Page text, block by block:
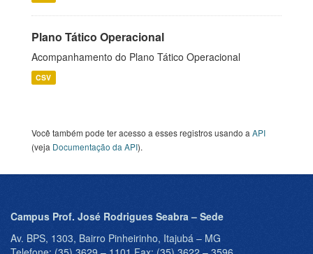
Plano Tático Operacional
Acompanhamento do Plano Tático Operacional
CSV
Você também pode ter acesso a esses registros usando a API
(veja Documentação da API).
Campus Prof. José Rodrigues Seabra – Sede
Av. BPS, 1303, Bairro Pinheirinho, Itajubá – MG